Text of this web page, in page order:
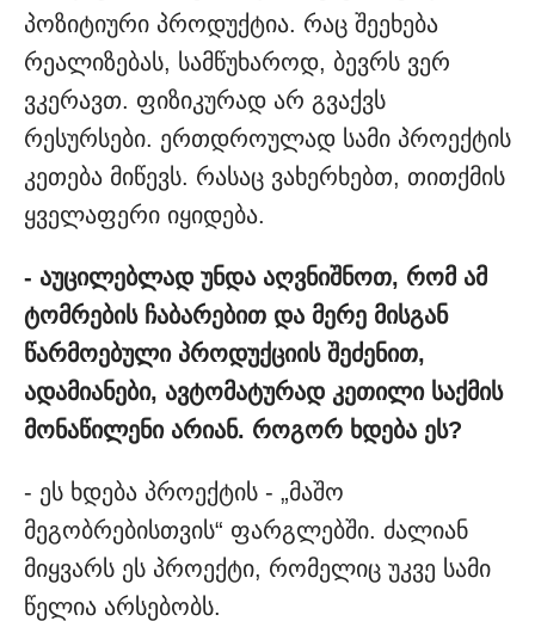
პოზიტიური პროდუქტია. რაც შეეხება
რეალიზებას, სამწუხაროდ, ბევრს ვერ
ვკერავთ. ფიზიკურად არ გვაქვს
რესურსები. ერთდროულად სამი პროექტის
კეთება მიწევს. რასაც ვახერხებთ, თითქმის
ყველაფერი იყიდება.
- აუცილებლად უნდა აღვნიშნოთ, რომ ამ
ტომრების ჩაბარებით და მერე მისგან
წარმოებული პროდუქციის შეძენით,
ადამიანები, ავტომატურად კეთილი საქმის
მონაწილენი არიან. როგორ ხდება ეს?
- ეს ხდება პროექტის - „მაშო
მეგობრებისთვის“ ფარგლებში. ძალიან
მიყვარს ეს პროექტი, რომელიც უკვე სამი
წელია არსებობს.